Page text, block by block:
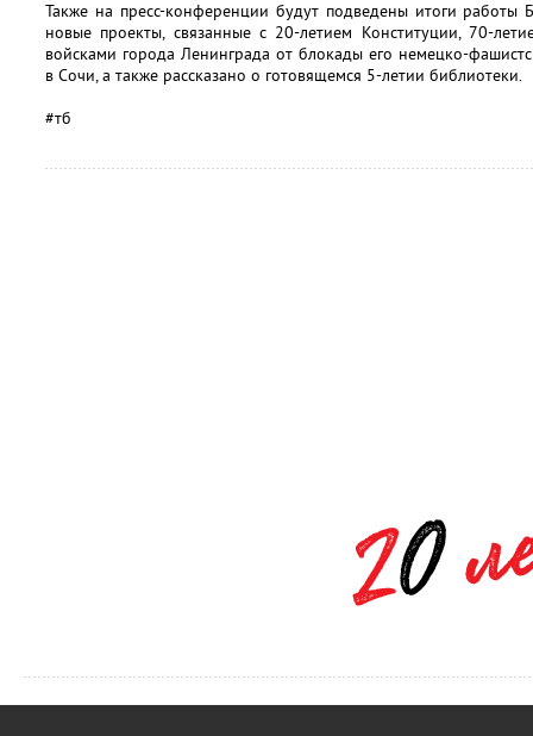
Также на пресс-конференции будут подведены итоги работы
новые проекты, связанные с 20-летием Конституции, 70-
войсками города Ленинграда от блокады его немецко-
в Сочи, а также рассказано о готовящемся 5-летии библиотеки.
#тб